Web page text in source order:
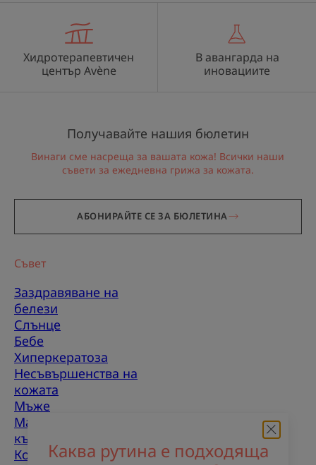
Каква рутина е подходяща
Хидротерапевтичен
център Avène
В авангарда на
иновациите
Получавайте нашия бюлетин
Винаги сме насреща за вашата кожа! Всички наши
съвети за ежедневна грижа за кожата.
АБОНИРАЙТЕ СЕ ЗА БЮЛЕТИНА
Съвет
Заздравяване на
белези
Слънце
Бебе
Хиперкератоза
Несъвършенства на
кожата
Мъже
Мазнакожа, склонна
към несъвършенства
Комбинирана кожа